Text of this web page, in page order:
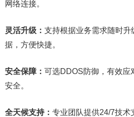
网络连接。
灵活升级： 支持根据业务需求随时升
据，方便快捷。
安全保障： 可选DDOS防御，有效应
安全。
全天候支持： 专业团队提供24/7技术